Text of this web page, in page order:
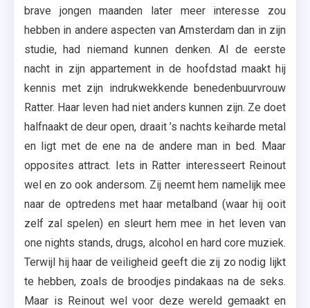
brave jongen maanden later meer interesse zou
hebben in andere aspecten van Amsterdam dan in zijn
studie, had niemand kunnen denken. Al de eerste
nacht in zijn appartement in de hoofdstad maakt hij
kennis met zijn indrukwekkende benedenbuurvrouw
Ratter. Haar leven had niet anders kunnen zijn. Ze doet
halfnaakt de deur open, draait ’s nachts keiharde metal
en ligt met de ene na de andere man in bed. Maar
opposites attract. Iets in Ratter interesseert Reinout
wel en zo ook andersom. Zij neemt hem namelijk mee
naar de optredens met haar metalband (waar hij ooit
zelf zal spelen) en sleurt hem mee in het leven van
one nights stands, drugs, alcohol en hard core muziek.
Terwijl hij haar de veiligheid geeft die zij zo nodig lijkt
te hebben, zoals de broodjes pindakaas na de seks.
Maar is Reinout wel voor deze wereld gemaakt en